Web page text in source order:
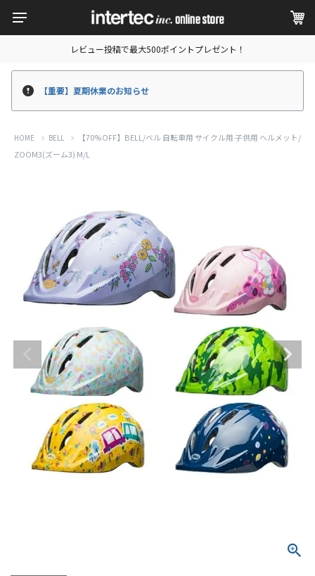
レビュー投稿で最大500ポイントプレゼント！
【重要】夏期休業のお知らせ
HOME BELL
【70%OFF】BELL/ベル 自転車用 サイクル用 子供用 ヘルメット/
ZOOM3(ズーム3) M/L